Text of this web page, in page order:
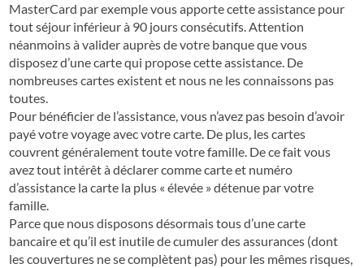
MasterCard par exemple vous apporte cette assistance pour
tout séjour inférieur à 90 jours consécutifs. Attention
néanmoins à valider auprès de votre banque que vous
disposez d’une carte qui propose cette assistance. De
nombreuses cartes existent et nous ne les connaissons pas
toutes.
Pour bénéficier de l’assistance, vous n’avez pas besoin d’avoir
payé votre voyage avec votre carte. De plus, les cartes
couvrent généralement toute votre famille. De ce fait vous
avez tout intérêt à déclarer comme carte et numéro
d’assistance la carte la plus « élevée » détenue par votre
famille.
Parce que nous disposons désormais tous d’une carte
bancaire et qu’il est inutile de cumuler des assurances (dont
les couvertures ne se complètent pas) pour les mêmes risques,